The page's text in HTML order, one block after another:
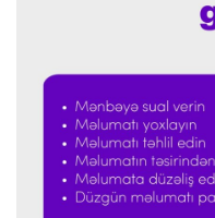
"Fənərbağça"
İtaliya S.A. 23:59 05.08.2026
"Ümid edirəm ki,